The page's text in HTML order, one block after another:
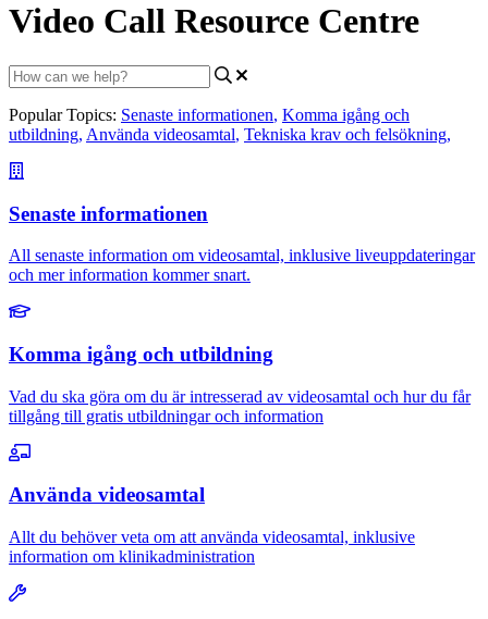
Video Call Resource Centre
Popular Topics: Senaste informationen, Komma igång och
utbildning, Använda videosamtal, Tekniska krav och felsökning,
Senaste informationen
All senaste information om videosamtal, inklusive liveuppdateringar
och mer information kommer snart.
Komma igång och utbildning
Vad du ska göra om du är intresserad av videosamtal och hur du får
tillgång till gratis utbildningar och information
Använda videosamtal
Allt du behöver veta om att använda videosamtal, inklusive
information om klinikadministration